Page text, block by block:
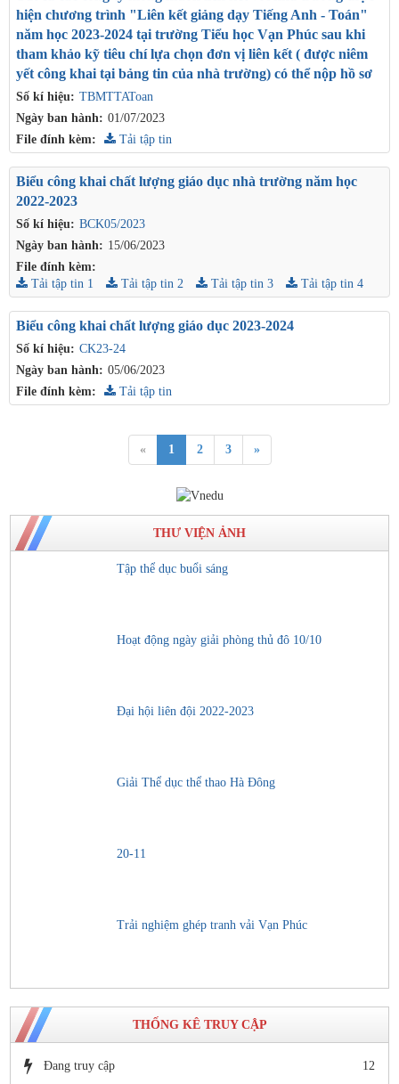
Số kí hiệu: TBMTTAToan
Ngày ban hành: 01/07/2023
hiện chương trình "Liên kết giảng dạy Tiếng Anh - Toán"
năm học 2023-2024 tại trường Tiểu học Vạn Phúc sau khi
tham khảo kỹ tiêu chí lựa chọn đơn vị liên kết ( được niêm
yết công khai tại bảng tin của nhà trường) có thể nộp hồ sơ
File đính kèm: Tải tập tin
Số kí hiệu: BCK05/2023
Ngày ban hành: 15/06/2023
Biểu công khai chất lượng giáo dục nhà trường năm học
2022-2023
File đính kèm:
Tải tập tin 1
Tải tập tin 2 Tải tập tin 3 Tải tập tin 4
Số kí hiệu: CK23-24
Ngày ban hành: 05/06/2023
Biểu công khai chất lượng giáo dục 2023-2024
File đính kèm: Tải tập tin
« 1 2 3 »
THƯ VIỆN ẢNH
Tập thể dục buổi sáng
Hoạt động ngày giải phòng thủ đô 10/10
Đại hội liên đội 2022-2023
Giải Thể dục thể thao Hà Đông
20-11
Trải nghiệm ghép tranh vải Vạn Phúc
THỐNG KÊ TRUY CẬP
Đang truy cập 12